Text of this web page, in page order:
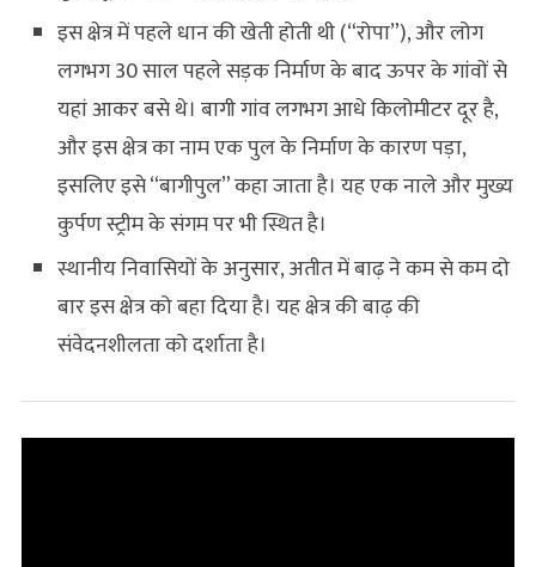
इस क्षेत्र में पहले धान की खेती होती थी (“रोपा”), और लोग
लगभग 30 साल पहले सड़क निर्माण के बाद ऊपर के गांवों से
यहां आकर बसे थे। बागी गांव लगभग आधे किलोमीटर दूर है,
और इस क्षेत्र का नाम एक पुल के निर्माण के कारण पड़ा,
इसलिए इसे “बागीपुल” कहा जाता है। यह एक नाले और मुख्य
कुर्पण स्ट्रीम के संगम पर भी स्थित है।
स्थानीय निवासियों के अनुसार, अतीत में बाढ़ ने कम से कम दो
बार इस क्षेत्र को बहा दिया है। यह क्षेत्र की बाढ़ की
संवेदनशीलता को दर्शाता है।